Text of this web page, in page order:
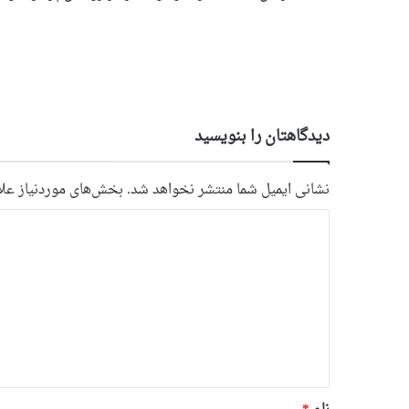
دیدگاهتان را بنویسید
نشانی ایمیل شما منتشر نخواهد شد. بخش‌های موردنیاز
*